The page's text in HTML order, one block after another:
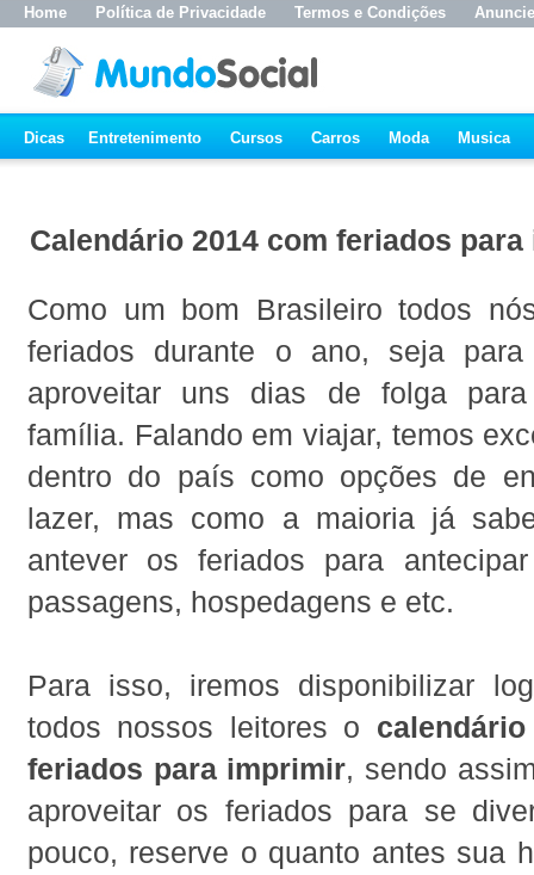
Home Política de Privacidade Termos e Condições Anuncie
Dicas Entretenimento Cursos Carros Moda Musica
Calendário 2014 com feriados
Como um bom Brasileiro todos
feriados durante o ano, seja
aproveitar uns dias de folga
família. Falando em viajar, temos
dentro do país como opções de
lazer, mas como a maioria já
antever os feriados para
passagens, hospedagens e etc.
Para isso, iremos disponibilizar
todos nossos leitores o
feriados para imprimir, sendo
aproveitar os feriados para se
pouco, reserve o quanto antes sua